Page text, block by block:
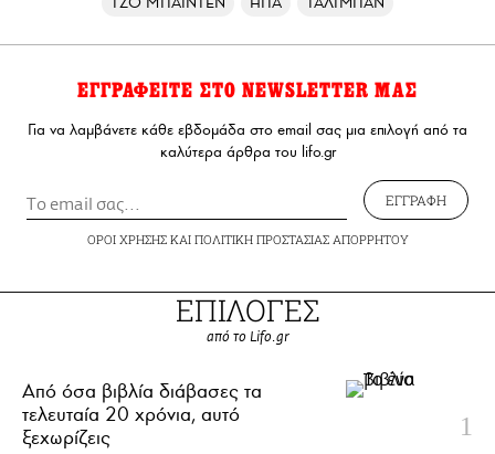
ΕΓΓΡΑΦΕΙΤΕ ΣΤΟ NEWSLETTER ΜΑΣ
Για να λαμβάνετε κάθε εβδομάδα στο email σας μια επιλογή από τα
καλύτερα άρθρα του lifo.gr
ΕΓΓΡΑΦΗ
ΟΡΟΙ ΧΡΗΣΗΣΚΑΙ ΠΟΛΙΤΙΚΗ ΠΡΟΣΤΑΣΙΑΣ ΑΠΟΡΡΗΤΟΥ
ΕΠΙΛΟΓΕΣ
από το Lifo.gr
Από όσα βιβλία διάβασες τα
τελευταία 20 χρόνια, αυτό
ξεχωρίζεις